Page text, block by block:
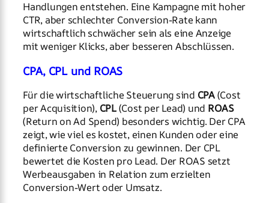
Handlungen entstehen. Eine Kampagne mit hoher
CTR, aber schlechter Conversion-Rate kann
wirtschaftlich schwächer sein als eine Anzeige
mit weniger Klicks, aber besseren Abschlüssen.
CPA, CPL und ROAS
Für die wirtschaftliche Steuerung sind CPA(Cost
per Acquisition), CPL(Cost per Lead) und ROAS
(Return on Ad Spend) besonders wichtig. Der CPA
zeigt, wie viel es kostet, einen Kunden oder eine
definierte Conversion zu gewinnen. Der CPL
bewertet die Kosten pro Lead. Der ROAS setzt
Werbeausgaben in Relation zum erzielten
Conversion-Wert oder Umsatz.